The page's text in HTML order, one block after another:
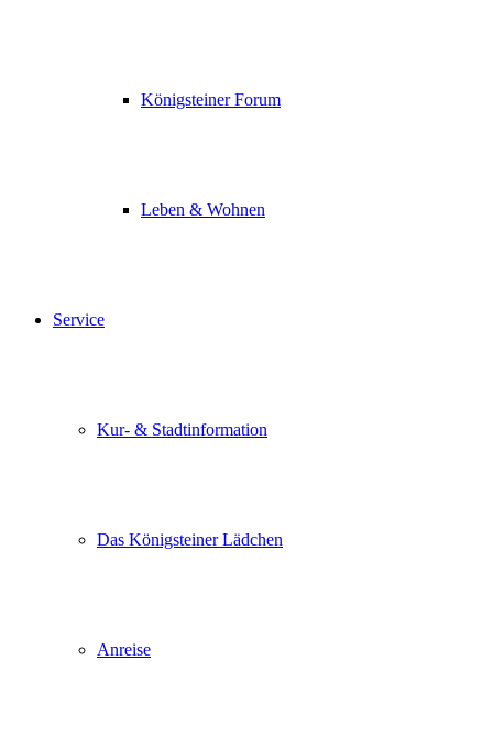
Königsteiner Forum
Leben & Wohnen
Service
Kur- & Stadtinformation
Das Königsteiner Lädchen
Anreise